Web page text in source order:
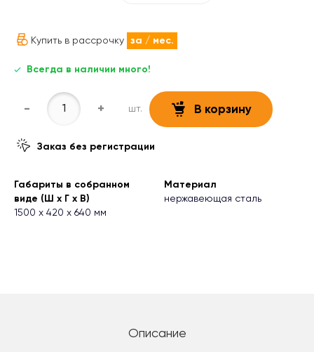
Купить в рассрочку за / мес.
Всегда в наличии много!
- + шт. В корзину
Заказ без регистрации
Габариты в собранном
виде (Ш х Г х В)
1500 х 420 х 640 мм
Материал
нержавеющая сталь
Описание